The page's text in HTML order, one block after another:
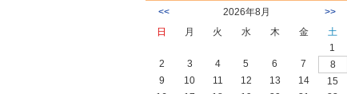
<< 2026年8月 >>
日 月 火 水 木 金
土
1
2
3 4 5 6 7
8
9
10 11 12 13 14
15